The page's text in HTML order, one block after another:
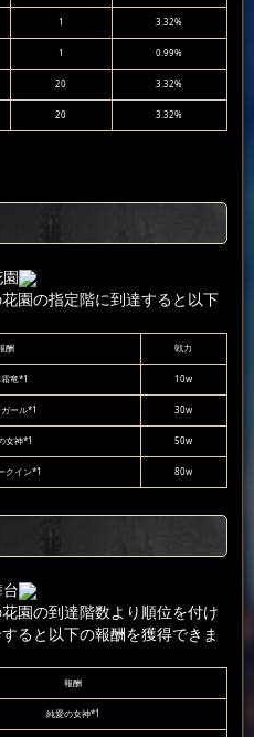
1 3.32%
1 0.99%
20 3.32%
20 3.32%
園の指定階に到達すると以下
酬 戦力
竜*1 10w
ール*1 30w
女神*1 50w
クイン*1 80w
園の到達階数より順位を付け
ると以下の報酬を獲得できま
報酬
純愛の女神*1